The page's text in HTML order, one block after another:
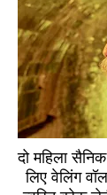
दो महिला
लिए वेलिंग